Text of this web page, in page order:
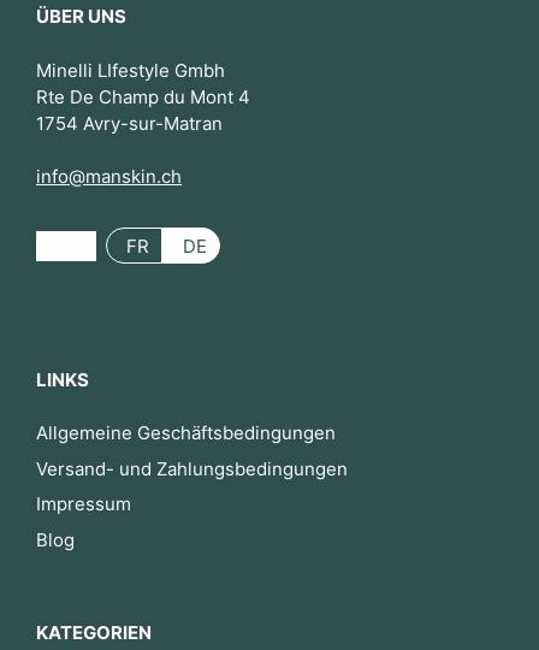
ÜBER UNS
Minelli LIfestyle Gmbh
Rte De Champ du Mont 4
1754 Avry-sur-Matran
info@manskin.ch
FR DE
LINKS
Allgemeine Geschäftsbedingungen
Versand- und Zahlungsbedingungen
Impressum
Blog
KATEGORIEN